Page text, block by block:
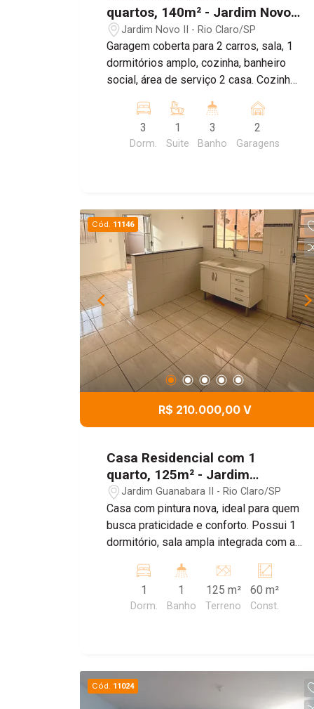
quartos, 140m² - Jardim Novo
ll, Rio Claro/SP
Jardim Novo II - Rio Claro/SP
Garagem coberta para 2 carros, sala, 1
dormitórios amplo, cozinha, banheiro
social, área de serviço 2 casa. Cozinha,
uma suíte ampla e uma sala
3
Dorm.
1
Suite
3
Banho
2
Garagens
Cód. 11146
R$ 210.000,00 V
Casa Residencial com 1
quarto, 125m² - Jardim
Guanabara, Rio Claro/SP
Jardim Guanabara II - Rio Claro/SP
Casa com pintura nova, ideal para quem
busca praticidade e conforto. Possui 1
dormitório, sala ampla integrada com a
quintal nos fundos. Conta também com
1 vaga de garagem descoberta. Uma
ótima opção para morar bem com um
1
Dorm.
1
Banho
125 m²
Terreno
60 m²
Const.
Cód. 11024